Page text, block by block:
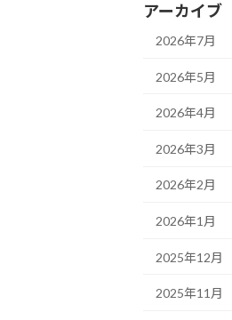
アーカイブ
2026年7月
2026年5月
2026年4月
2026年3月
2026年2月
2026年1月
2025年12月
2025年11月